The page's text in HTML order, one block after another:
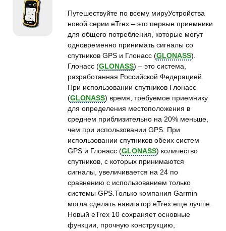
Путешествуйте по всему мируУстройства
новой серии eTrex – это первые приемники
для общего потребления, которые могут
одновременно принимать сигналы со
спутников GPS и Глонасс (GLONASS).
Глонасс (GLONASS) – это система,
разработанная Российской Федерацией.
При использовании спутников Глонасс
(GLONASS) время, требуемое приемнику
для определения местоположения в
среднем приблизительно на 20% меньше,
чем при использовании GPS. При
использовании спутников обеих систем
GPS и Глонасс (GLONASS) количество
спутников, с которых принимаются
сигналы, увеличивается на 24 по
сравнению с использованием только
системы GPS.Только компания Garmin
могла сделать навигатор eTrex еще лучше.
Новый eTrex 10 сохраняет основные
функции, прочную конструкцию,